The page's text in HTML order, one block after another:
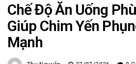
Chế Độ Ăn Uống
Giúp Chim Yến
Mạnh